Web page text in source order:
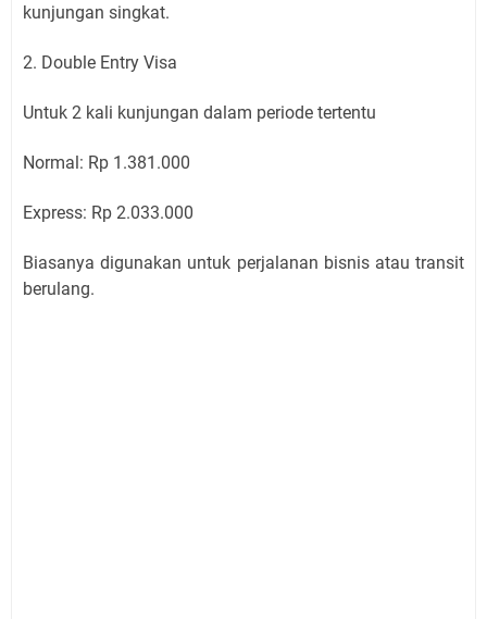
kunjungan singkat.
2. Double Entry Visa
Untuk 2 kali kunjungan dalam periode tertentu
Normal: Rp 1.381.000
Express: Rp 2.033.000
Biasanya digunakan untuk perjalanan bisnis atau transit
berulang.